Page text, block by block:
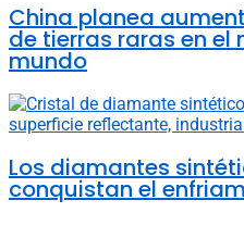
China planea
de tierras raras en
mundo
Los diamantes
conquistan el